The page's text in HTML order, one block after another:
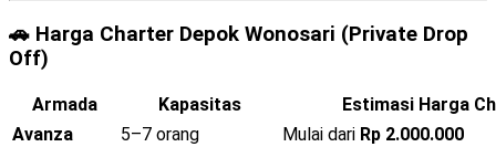
🚗 Harga Charter Depok Wonosari (Private Drop
Off)
Armada Kapasitas
Estimasi Harga
Avanza
5–7 orang Mulai dari Rp 2.000.000